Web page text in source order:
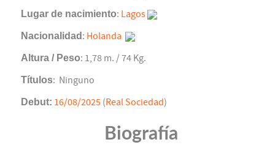
Lugar de nacimiento: Lagos
Nacionalidad : Holanda
Altura / Peso: 1,78 m. / 74 Kg.
Títulos: Ninguno
Debut: 16/08/2025 (Real Sociedad)
Biografía